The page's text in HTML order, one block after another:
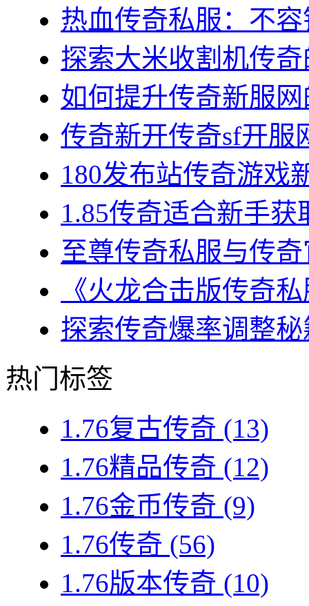
热血传奇私服：不
探索大米收割机传
如何提升传奇新服
传奇新开传奇sf开服
180发布站传奇游戏
1.85传奇适合新手
至尊传奇私服与传
《火龙合击版传奇
探索传奇爆率调整
热门标签
1.76复古传奇 (13)
1.76精品传奇 (12)
1.76金币传奇 (9)
1.76传奇 (56)
1.76版本传奇 (10)